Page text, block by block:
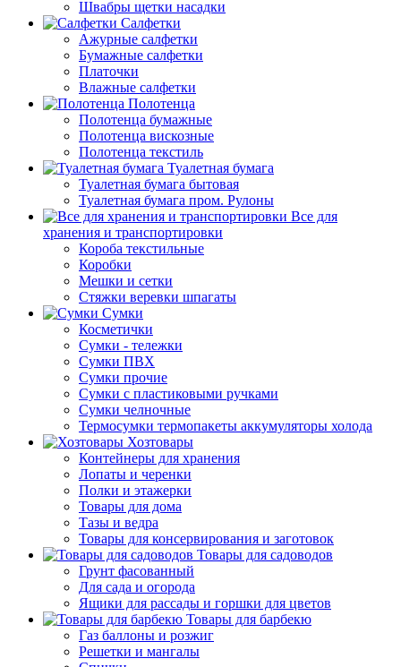
Швабры щетки насадки
Салфетки
Ажурные салфетки
Бумажные салфетки
Платочки
Влажные салфетки
Полотенца
Полотенца бумажные
Полотенца вискозные
Полотенца текстиль
Туалетная бумага
Туалетная бумага бытовая
Туалетная бумага пром. Рулоны
Все для
хранения и транспортировки
Короба текстильные
Коробки
Мешки и сетки
Стяжки веревки шпагаты
Сумки
Косметички
Сумки - тележки
Сумки ПВХ
Сумки прочие
Сумки с пластиковыми ручками
Сумки челночные
Термосумки термопакеты аккумуляторы холода
Хозтовары
Контейнеры для хранения
Лопаты и черенки
Полки и этажерки
Товары для дома
Тазы и ведра
Товары для консервирования и заготовок
Товары для садоводов
Грунт фасованный
Для сада и огорода
Ящики для рассады и горшки для цветов
Товары для барбекю
Газ баллоны и розжиг
Решетки и мангалы